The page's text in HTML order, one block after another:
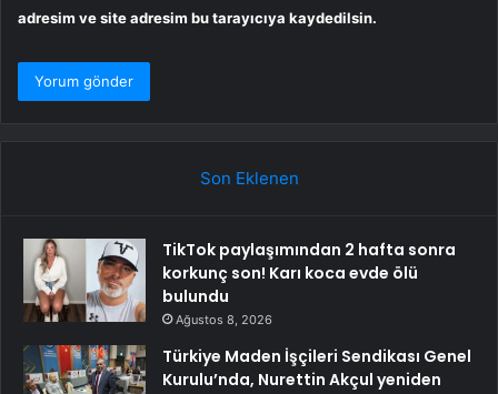
adresim ve site adresim bu tarayıcıya kaydedilsin.
Son Eklenen
TikTok paylaşımından 2 hafta sonra
korkunç son! Karı koca evde ölü
bulundu
Ağustos 8, 2026
Türkiye Maden İşçileri Sendikası Genel
Kurulu’nda, Nurettin Akçul yeniden